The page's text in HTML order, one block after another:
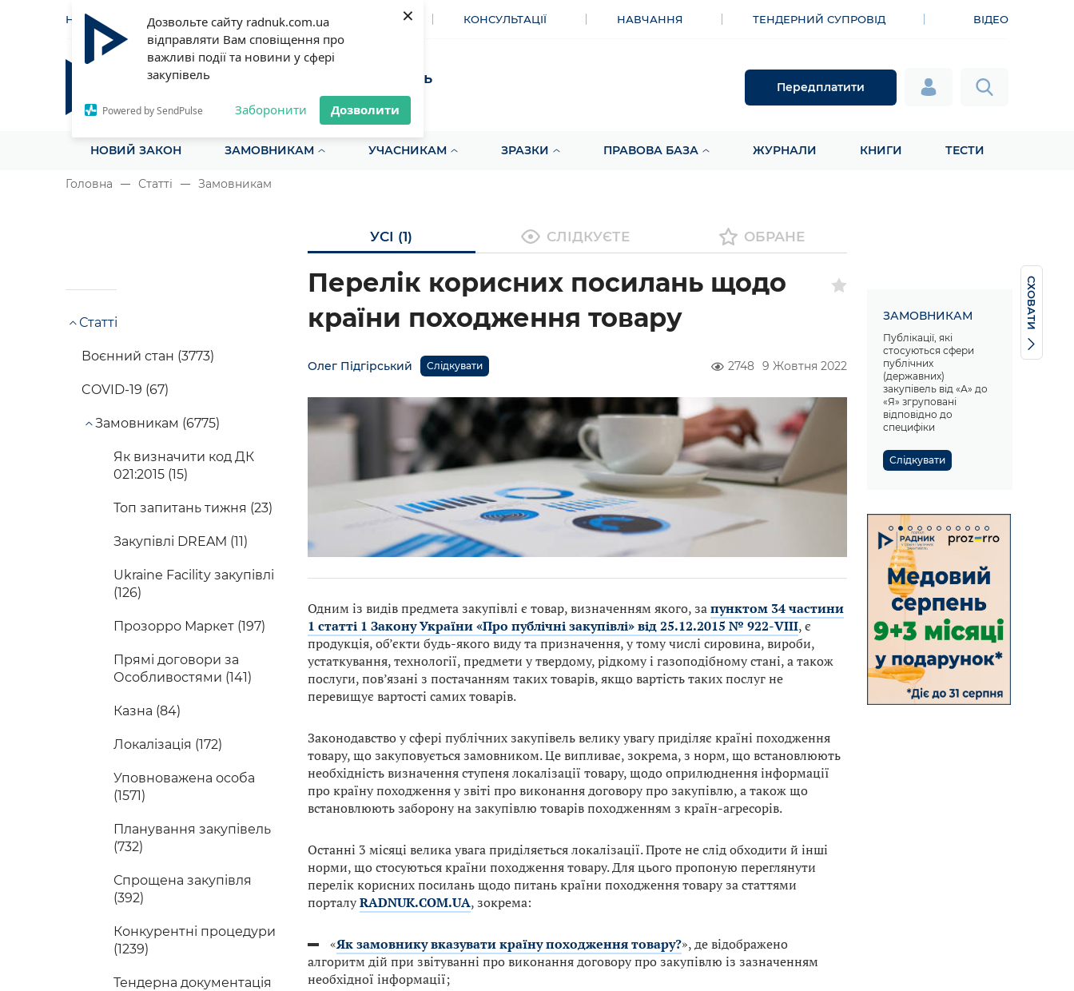
Дозвольте сайту radnuk.com.ua
відправляти Вам сповіщення про
важливі події та новини у сфері
закупівель
Powered by SendPulse Заборонити Дозволити
×
НОВИНИ СТАТТІ ІНСТРУМЕНТИ КОНСУЛЬТАЦІЇ НАВЧАННЯ ТЕНДЕРНИЙ СУПРОВІД ВІДЕО
Радник у сфері публічних закупівель
Все для закупівель на одному порталі
Передплатити
НОВИЙ ЗАКОН ЗАМОВНИКАМ УЧАСНИКАМ ЗРАЗКИ ПРАВОВА БАЗА ЖУРНАЛИ КНИГИ ТЕСТИ
Головна Статті Замовникам
УСІ (1) СЛІДКУЄТЕ ОБРАНЕ
Статті
Воєнний стан (3773)
COVID-19 (67)
Замовникам (6775)
Як визначити код ДК
021:2015 (15)
Топ запитань тижня (23)
Закупівлі DREAM (11)
Ukraine Facility закупівлі
(126)
Прозорро Маркет (197)
Прямі договори за
Особливостями (141)
Казна (84)
Локалізація (172)
Уповноважена особа
(1571)
Планування закупівель
(732)
Спрощена закупівля
(392)
Конкурентні процедури
(1239)
Тендерна документація
Перелік корисних посилань щодо
країни походження товару
Олег Підгірський Слідкувати 2748 9 Жовтня 2022
Одним із видів предмета закупівлі є товар, визначенням якого, запунктом 34 частини
1 статті 1 Закону України «Про публічні закупівлі» від 25.12.2015 № 922-VIII, є
продукція, об’єкти будь-якого виду та призначення, у тому числі сировина, вироби,
устаткування, технології, предмети у твердому, рідкому і газоподібному стані, а також
послуги, пов’язані з постачанням таких товарів, якщо вартість таких послуг не
перевищує вартості самих товарів.
Законодавство у сфері публічних закупівель велику увагу приділяє країні походження
товару, що закуповується замовником. Це випливає, зокрема, з норм, що встановлюють
необхідність визначення ступеня локалізації товару, щодо оприлюднення інформації
про країну походження у звіті про виконання договору про закупівлю, а також що
встановлюють заборону на закупівлю товарів походженням з країн-агресорів.
Останні 3 місяці велика увага приділяється локалізації. Проте не слід обходити й інші
норми, що стосуються країни походження товару. Для цього пропоную переглянути
перелік корисних посилань щодо питань країни походження товару за статтями
порталуRADNUK.COM.UA, зокрема:
«Як замовнику вказувати країну походження товару?», де відображено
алгоритм дій при звітуванні про виконання договору про закупівлю із зазначенням
необхідної інформації;
ЗАМОВНИКАМ
Публікації, які
стосуються сфери
публічних
(державних)
закупівель від «А» до
«Я» згруповані
відповідно до
специфіки
Слідкувати
СХОВАТИ